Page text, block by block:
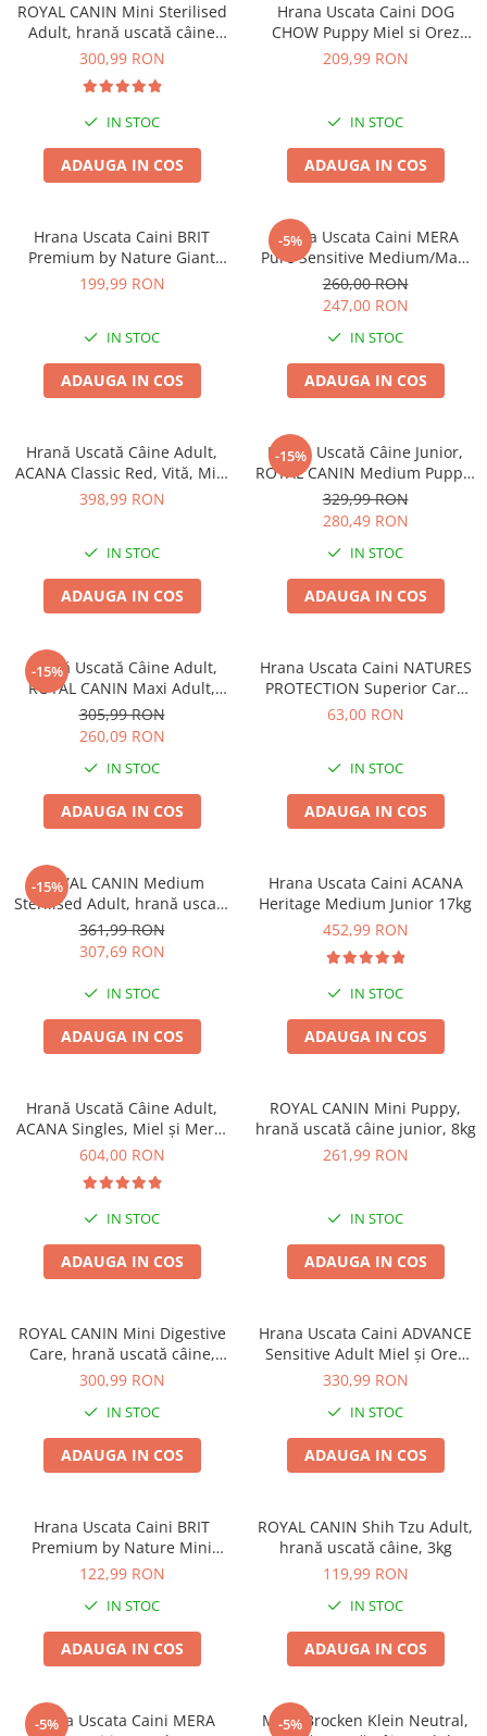
ROYAL CANIN Mini Sterilised
Adult, hrană uscată câine
sterilizat, 8kg
300,99 RON
IN STOC
ADAUGA IN COS
Hrana Uscata Caini DOG
CHOW Puppy Miel si Orez
14kg
209,99 RON
IN STOC
ADAUGA IN COS
Hrana Uscata Caini BRIT
Premium by Nature Giant
Junior 15kg
199,99 RON
IN STOC
ADAUGA IN COS
-5%
Hrana Uscata Caini MERA
Pure Sensitive Medium/Maxi
Adult Curcan si Orez 12,5kg
260,00 RON
247,00 RON
IN STOC
ADAUGA IN COS
Hrană Uscată Câine Adult,
ACANA Classic Red, Vită, Miel
și Porc, 14,5kg
398,99 RON
IN STOC
ADAUGA IN COS
-15%
Hrană Uscată Câine Junior,
ROYAL CANIN Medium Puppy,
12kg
329,99 RON
280,49 RON
IN STOC
ADAUGA IN COS
-15%
Hrană Uscată Câine Adult,
ROYAL CANIN Maxi Adult,
12kg
305,99 RON
260,09 RON
IN STOC
ADAUGA IN COS
Hrana Uscata Caini NATURES
PROTECTION Superior Care
White Lamb Adult Small &
63,00 RON
IN STOC
ADAUGA IN COS
-15%
ROYAL CANIN Medium
Sterilised Adult, hrană uscată
câine sterilizat, 12kg
361,99 RON
307,69 RON
IN STOC
ADAUGA IN COS
Hrana Uscata Caini ACANA
Heritage Medium Junior 17kg
452,99 RON
IN STOC
ADAUGA IN COS
Hrană Uscată Câine Adult,
ACANA Singles, Miel și Mere,
17kg
604,00 RON
IN STOC
ADAUGA IN COS
ROYAL CANIN Mini Puppy,
hrană uscată câine junior, 8kg
261,99 RON
IN STOC
ADAUGA IN COS
ROYAL CANIN Mini Digestive
Care, hrană uscată câine,
confort digestiv, 8kg
300,99 RON
IN STOC
ADAUGA IN COS
Hrana Uscata Caini ADVANCE
Sensitive Adult Miel și Orez
12kg
330,99 RON
IN STOC
ADAUGA IN COS
Hrana Uscata Caini BRIT
Premium by Nature Mini
Adult 8kg
122,99 RON
IN STOC
ADAUGA IN COS
ROYAL CANIN Shih Tzu Adult,
hrană uscată câine, 3kg
119,99 RON
IN STOC
ADAUGA IN COS
-5%
Hrana Uscata Caini MERA
-5%
Mera Brocken Klein Neutral,